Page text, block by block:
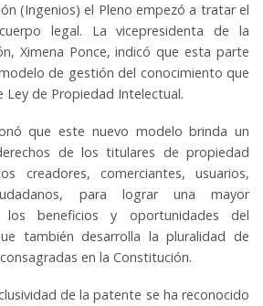
(Ingenios) el Pleno empezó a tratar el
legal. La vicepresidenta de la
Ximena Ponce, indicó que esta parte
de gestión del conocimiento que
Ley de Propiedad Intelectual.
que este nuevo modelo brinda un
de los titulares de propiedad
creadores, comerciantes, usuarios,
para lograr una mayor
los beneficios y oportunidades del
también desarrolla la pluralidad de
en la Constitución.
de la patente se ha reconocido